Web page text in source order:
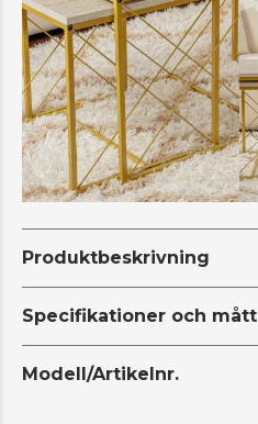
Produktbeskrivning
Specifikationer och mått
Modell/Artikelnr.